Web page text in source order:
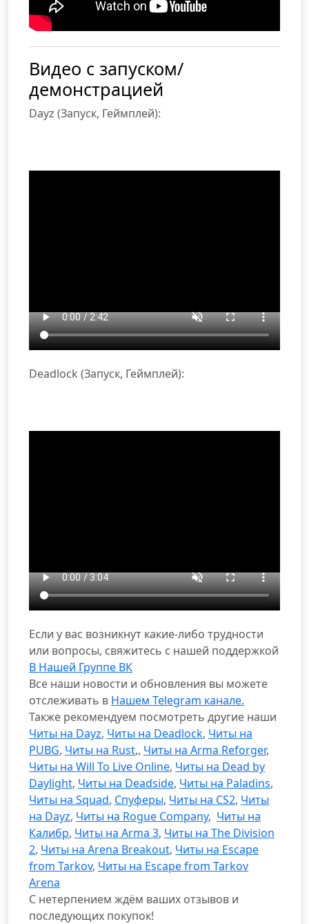
Видео с запуском/
демонстрацией
Dayz (Запуск, Геймплей):
Deadlock (Запуск, Геймплей):
Если у вас возникнут какие-либо трудности
или вопросы, свяжитесь с нашей поддержкой
В Нашей Группе ВК
Все наши новости и обновления вы можете
отслеживать в Нашем Telegram канале.
Также рекомендуем посмотреть другие наши
Читы на Dayz, Читы на Deadlock, Читы на
PUBG, Читы на Rust,, Читы на Arma Reforger,
Читы на Will To Live Online, Читы на Dead by
Daylight, Читы на Deadside, Читы на Paladins,
Читы на Squad, Спуферы, Читы на CS2, Читы
на Dayz, Читы на Rogue Company, Читы на
Калибр, Читы на Arma 3, Читы на The Division
2, Читы на Arena Breakout, Читы на Escape
from Tarkov, Читы на Escape from Tarkov
Arena
С нетерпением ждём ваших отзывов и
последующих покупок!